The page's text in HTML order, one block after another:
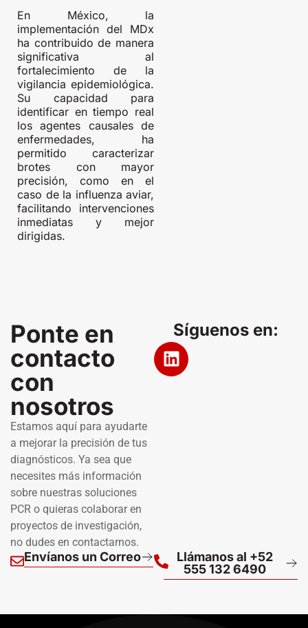
En México, la
implementación del MDx
ha contribuido de manera
significativa al
fortalecimiento de la
vigilancia epidemiológica.
Su capacidad para
identificar en tiempo real
los agentes causales de
enfermedades, ha
permitido caracterizar
brotes con mayor
precisión, como en el
caso de la influenza aviar,
facilitando intervenciones
inmediatas y mejor
dirigidas.
Ponte en
contacto
con
nosotros
Estamos aquí para ayudarte
a mejorar la precisión de tus
diagnósticos. Ya sea que
necesites más información
sobre nuestras soluciones
PCR o quieras colaborar en
proyectos de investigación,
no dudes en contactarnos.
Síguenos en:
Envíanos un Correo
Llámanos al +52
555 132 6490